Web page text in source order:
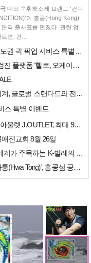
대표 숙취해소제 브랜드 ‘컨디
이 홍콩(Hong Kong)
격 출사표를 던졌다. 관련 업
면, 컨...
아삽 ASAP, 7~8월 한국 수도권 퀵 픽업 서비스 특별 프로모션 실시
재외동포 위한 착한 건강검진 플랫폼 ‘헬로, 오케이검진’ 서비스 개시
WALL 복잡한 홍콩 세무 회계, 글로벌 스탠다드의 전문가들이 답을 드립…
스 특별 이벤트
[세일정보] 침사추이 명품 아울렛 J.OUTLET, 최대 90% 빅 세일…
진교회 8월 26일
[JB Studio and Company] 세계가 주목하는 K-발레의 비…
[한인소식] 한국식 BBQ ‘화통(Hwa Tong)’, 홍콩섬 공략 본격…